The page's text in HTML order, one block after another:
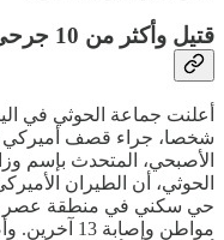
قتيل وأكثر من 10 جرحى بضربات أميركية على صنعاء
شخصا، جراء قصف أميركي
الأصبحي، المتحدث بإسم
الحوثي، أن الطيران
حي سكني في منطقة عصر